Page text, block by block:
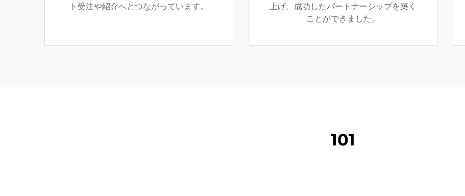
ト受注や紹介へとつながっています。
上げ、成功したパートナーシップを築く
ことができました。
101